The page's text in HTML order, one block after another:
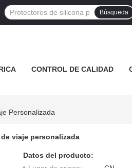
Búsqueda
CONTROL DE CALIDAD
Personalizada
viaje personalizada
Datos del producto: